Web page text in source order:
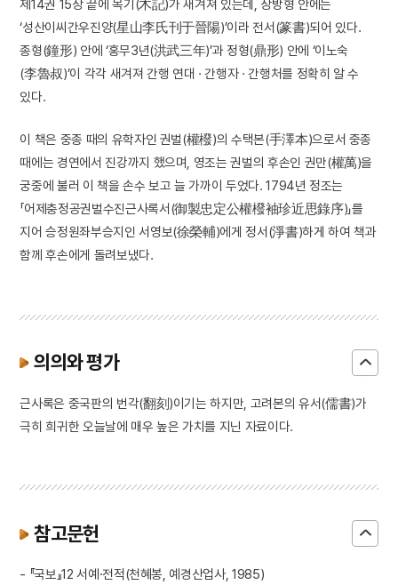
제14권 15장 끝에 목기(木記)가 새겨져 있는데, 장방형 안에는
‘성산이씨간우진양(星山李氏刊于晉陽)’이라 전서(篆書)되어 있다.
종형(鐘形) 안에 ‘홍무3년(洪武三年)’과 정형(鼎形) 안에 ‘이노숙
(李魯叔)’이 각각 새겨져 간행 연대 · 간행자 · 간행처를 정확히 알 수
있다.
이 책은 중종 때의 유학자인 권벌(權橃)의 수택본(手澤本)으로서 중종
때에는 경연에서 진강까지 했으며, 영조는 권벌의 후손인 권만(權萬)을
궁중에 불러 이 책을 손수 보고 늘 가까이 두었다. 1794년 정조는
「어제충정공권벌수진근사록서(御製忠定公權橃袖珍近思錄序)」를
지어 승정원좌부승지인 서영보(徐榮輔)에게 정서(淨書)하게 하여 책과
함께 후손에게 돌려보냈다.
의의와 평가
근사록은 중국판의 번각(翻刻)이기는 하지만, 고려본의 유서(儒書)가
극히 희귀한 오늘날에 매우 높은 가치를 지닌 자료이다.
참고문헌
- 『국보』12 서예·전적(천혜봉, 예경산업사, 1985)